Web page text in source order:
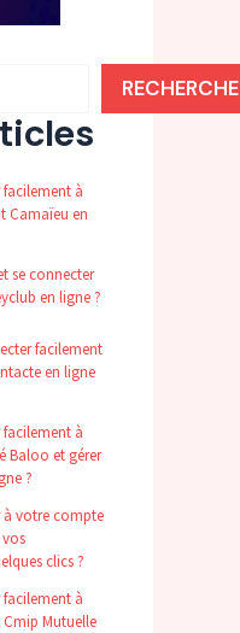
à
Camaïeu en
se connecter
en ligne ?
facilement
en ligne
à
Baloo et gérer
?
à votre compte
clics ?
à
Mutuelle